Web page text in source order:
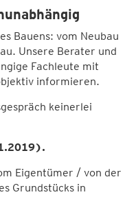
Bauens: vom Neubau
Unsere Berater und
Fachleute mit
informieren.
keinerlei
Eigentümer / von der
Grundstücks in